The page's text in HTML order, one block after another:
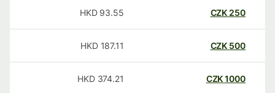
250
CZK
93.55
HKD
500
CZK
187.11
HKD
1000
CZK
374.21
HKD